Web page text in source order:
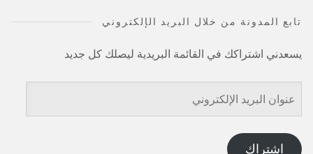
تابع المدونة من خلال البريد الإلكتروني
يسعدني اشتراكك في القائمة البريدية ليصلك كل جديد
عنوان
البريد
الإلكتروني
اشتراك